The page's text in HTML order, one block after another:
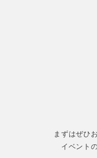
まずはぜひ
イベント